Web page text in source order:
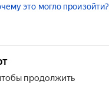
это могло произойти?